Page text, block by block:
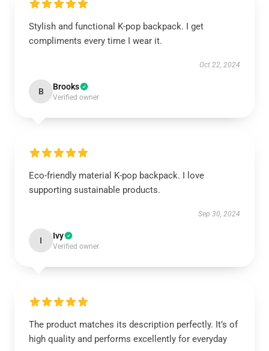
Stylish and functional K-pop backpack. I get
compliments every time I wear it.
Oct 22, 2024
B Brooks
Verified owner
Eco-friendly material K-pop backpack. I love
supporting sustainable products.
Sep 30, 2024
I Ivy
Verified owner
The product matches its description perfectly. It’s of
high quality and performs excellently for everyday